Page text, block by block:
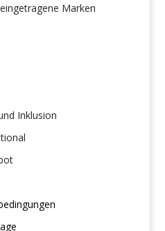
Marken
Inklusion